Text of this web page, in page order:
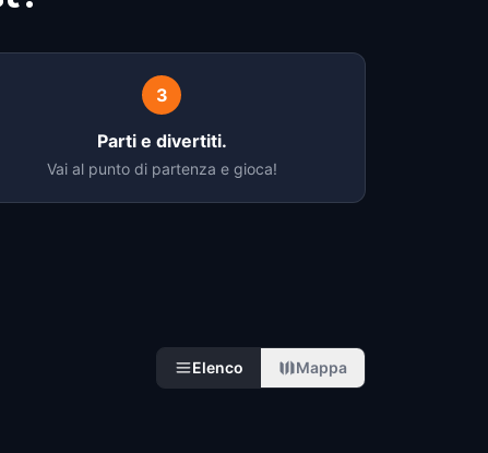
3
Parti e divertiti.
Vai al punto di partenza e gioca!
Elenco Mappa